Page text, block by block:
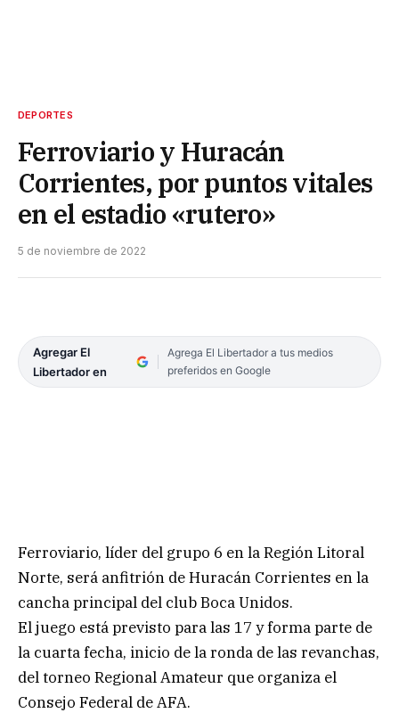
DEPORTES
Ferroviario y Huracán
Corrientes, por puntos vitales
en el estadio «rutero»
5 de noviembre de 2022
Agregar El
Libertador en
Agrega El Libertador a tus medios
preferidos en Google
Ferroviario, líder del grupo 6 en la Región Litoral
Norte, será anfitrión de Huracán Corrientes en la
cancha principal del club Boca Unidos.
El juego está previsto para las 17 y forma parte de
la cuarta fecha, inicio de la ronda de las revanchas,
del torneo Regional Amateur que organiza el
Consejo Federal de AFA.